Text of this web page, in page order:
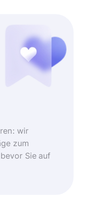
wir
zum
Sie auf